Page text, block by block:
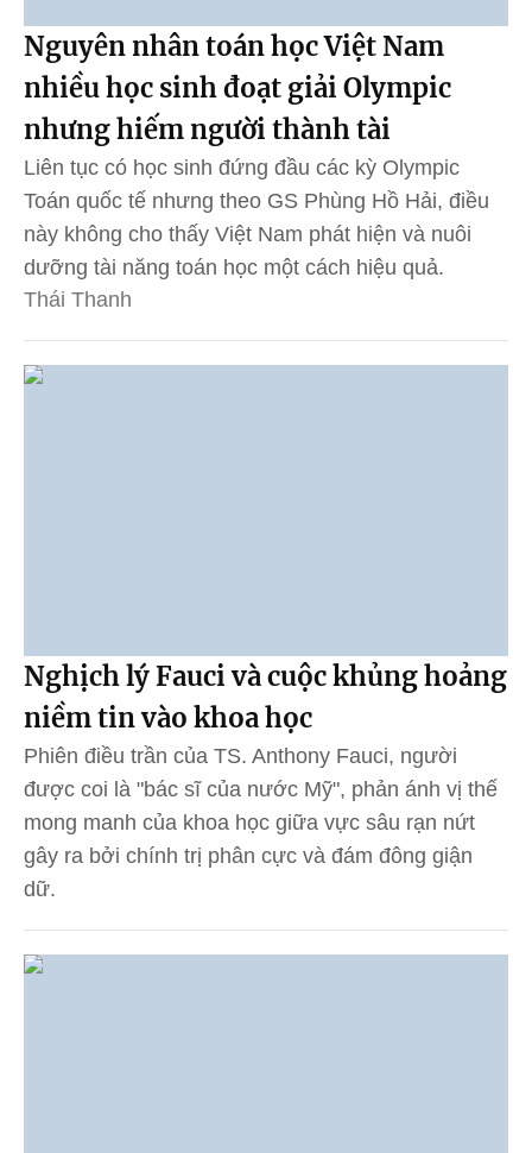
Nguyên nhân toán học Việt Nam
nhiều học sinh đoạt giải Olympic
nhưng hiếm người thành tài
Liên tục có học sinh đứng đầu các kỳ Olympic
Toán quốc tế nhưng theo GS Phùng Hồ Hải, điều
này không cho thấy Việt Nam phát hiện và nuôi
dưỡng tài năng toán học một cách hiệu quả.
Thái Thanh
Nghịch lý Fauci và cuộc khủng hoảng
niềm tin vào khoa học
Phiên điều trần của TS. Anthony Fauci, người
được coi là "bác sĩ của nước Mỹ", phản ánh vị thế
mong manh của khoa học giữa vực sâu rạn nứt
gây ra bởi chính trị phân cực và đám đông giận
dữ.